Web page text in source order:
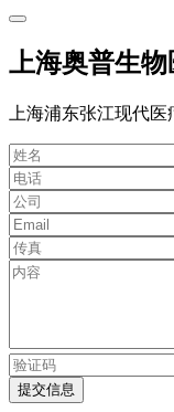
上海奥普生物
上海浦东张江现代
提交信息